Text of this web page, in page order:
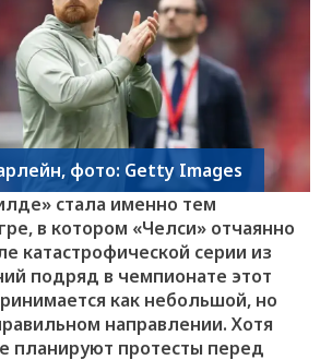
фото: Getty Images
стала именно тем
в котором «Челси» отчаянно
катастрофической серии из
подряд в чемпионате этот
как небольшой, но
направлении. Хотя
планируют протесты перед